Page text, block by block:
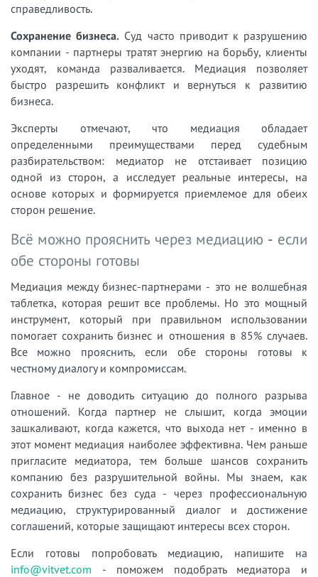
справедливость.
Сохранение бизнеса. Суд часто приводит к разрушению
компании - партнеры тратят энергию на борьбу, клиенты
уходят, команда разваливается. Медиация позволяет
быстро разрешить конфликт и вернуться к развитию
бизнеса.
Эксперты отмечают, что медиация обладает
определенными преимуществами перед судебным
разбирательством: медиатор не отстаивает позицию
одной из сторон, а исследует реальные интересы, на
основе которых и формируется приемлемое для обеих
сторон решение.
Всё можно прояснить через медиацию - если
обе стороны готовы
Медиация между бизнес-партнерами - это не волшебная
таблетка, которая решит все проблемы. Но это мощный
инструмент, который при правильном использовании
помогает сохранить бизнес и отношения в 85% случаев.
Все можно прояснить, если обе стороны готовы к
честному диалогу и компромиссам.
Главное - не доводить ситуацию до полного разрыва
отношений. Когда партнер не слышит, когда эмоции
зашкаливают, когда кажется, что выхода нет - именно в
этот момент медиация наиболее эффективна. Чем раньше
пригласите медиатора, тем больше шансов сохранить
компанию без разрушительной войны. Мы знаем, как
сохранить бизнес без суда - через профессиональную
медиацию, структурированный диалог и достижение
соглашений, которые защищают интересы всех сторон.
Если готовы попробовать медиацию, напишите на
info@vitvet.com - поможем подобрать медиатора и